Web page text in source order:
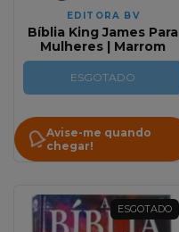
EDITORA BV
Bíblia King James Para
Mulheres | Marrom
ESGOTADO
Avise-me quando
chegar!
ESGOTADO